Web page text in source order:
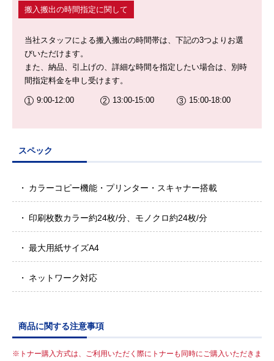
搬入搬出の時間指定に関して
当社スタッフによる搬入搬出の時間帯は、下記の3つよりお選
びいただけます。
また、納品、引上げの、詳細な時間を指定したい場合は、別時
間指定料金を申し受けます。
9:00-12:00 13:00-15:00 15:00-18:00
スペック
カラーコピー機能・プリンター・スキャナー搭載
印刷枚数カラー約24枚/分、モノクロ約24枚/分
最大用紙サイズA4
ネットワーク対応
商品に関する注意事項
トナー購入方式は、ご利用いただく際にトナーも同時にご購入いただきま